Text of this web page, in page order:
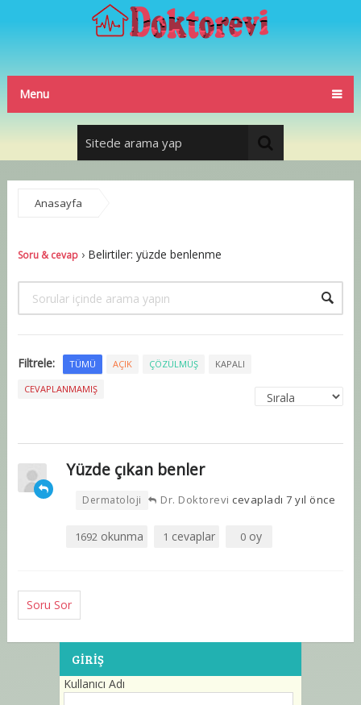
Menu
Anasayfa
Soru & cevap› Belirtiler: yüzde benlenme
Filtrele: TÜMÜ AÇIK ÇÖZÜLMÜŞ KAPALI
CEVAPLANMAMIŞ
Yüzde çıkan benler
Dr. Doktorevi cevapladı 7 yıl önce
Dermatoloji
1692okunma 1 cevaplar 0 oy
Soru Sor
GIRIŞ
Kullanıcı Adı